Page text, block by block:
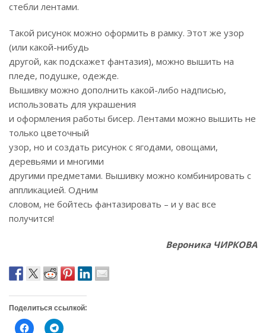
стебли лентами.
Такой рисунок можно оформить в рамку. Этот же узор
(или какой-нибудь
другой, как подскажет фантазия), можно вышить на
пледе, подушке, одежде.
Вышивку можно дополнить какой-либо надписью,
использовать для украшения
и оформления работы бисер. Лентами можно вышить не
только цветочный
узор, но и создать рисунок с ягодами, овощами,
деревьями и многими
другими предметами. Вышивку можно комбинировать с
аппликацией. Одним
словом, не бойтесь фантазировать – и у вас все
получится!
Вероника ЧИРКОВА
Поделиться ссылкой:
Н Н